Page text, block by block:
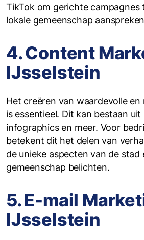
TikTok om gerichte campagnes
lokale gemeenschap
4. Content
IJsselstein
Het creëren van waardevolle
is essentieel. Dit kan bestaan
infographics en meer. Voor
betekent dit het delen van
de unieke aspecten van de stad
gemeenschap belichten.
5. E-mail
IJsselstein